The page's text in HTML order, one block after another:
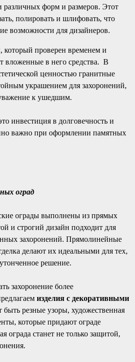
различных форм и размеров. Этот
полировать и шлифовать, что
возможности для дизайнеров.
который проверен временем и
вложенные в него средства. В
ценностью гранитные
украшением для захоронений,
к ушедшим.
инвестиция в долговечность и
важно при оформлении памятных
оград
ограды выполнены из прямых
и строгий дизайн подходит для
захоронений. Прямолинейные
делают их идеальными для тех,
решение.
захоронение более
изделия с декоративными
быть резные узоры, художественная
которые придают ограде
ограда станет не только защитой,